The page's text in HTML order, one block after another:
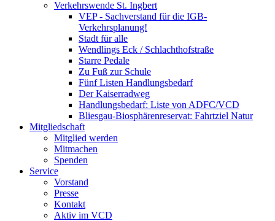
Verkehrswende St. Ingbert
VEP - Sachverstand für die IGB-
Verkehrsplanung!
Stadt für alle
Wendlings Eck / Schlachthofstraße
Starre Pedale
Zu Fuß zur Schule
Fünf Listen Handlungsbedarf
Der Kaiserradweg
Handlungsbedarf: Liste von ADFC/VCD
Bliesgau-Biosphärenreservat: Fahrtziel Natur
Mitgliedschaft
Mitglied werden
Mitmachen
Spenden
Service
Vorstand
Presse
Kontakt
Aktiv im VCD